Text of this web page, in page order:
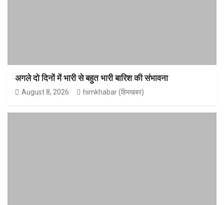
अगले दो दिनों में भारी से बहुत भारी बारिश की संभावना
August 8, 2026 himkhabar (हिमखबर)